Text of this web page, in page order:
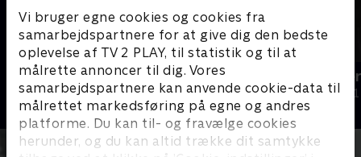
Vi bruger egne cookies og cookies fra
samarbejdspartnere for at give dig den bedste
oplevelse af TV 2 PLAY, til statistik og til at
målrette annoncer til dig. Vores
samarbejdspartnere kan anvende cookie-data til
målrettet markedsføring på egne og andres
platforme. Du kan til- og fravælge cookies
herunder, og du kan altid trække dit samtykke
Pigen på den lukkede
Dokumentar • 1 sæsoner
Din
Dokumentar •